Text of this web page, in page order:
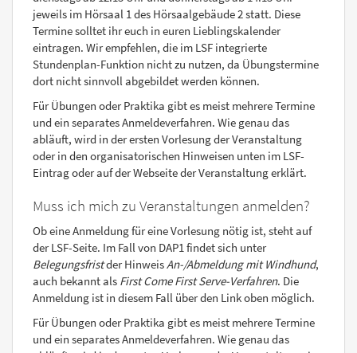
jeweils im Hörsaal 1 des Hörsaalgebäude 2 statt. Diese
Termine solltet ihr euch in euren Lieblingskalender
eintragen. Wir empfehlen, die im LSF integrierte
Stundenplan-Funktion nicht zu nutzen, da Übungstermine
dort nicht sinnvoll abgebildet werden können.
Für Übungen oder Praktika gibt es meist mehrere Termine
und ein separates Anmeldeverfahren. Wie genau das
abläuft, wird in der ersten Vorlesung der Veranstaltung
oder in den organisatorischen Hinweisen unten im LSF-
Eintrag oder auf der Webseite der Veranstaltung erklärt.
Muss ich mich zu Veranstaltungen anmelden?
Ob eine Anmeldung für eine Vorlesung nötig ist, steht auf
der LSF-Seite. Im Fall von DAP1 findet sich unter
Belegungsfristder HinweisAn-/Abmeldung mit Windhund,
auch bekannt als First Come First Serve-Verfahren. Die
Anmeldung ist in diesem Fall über den Link oben möglich.
Für Übungen oder Praktika gibt es meist mehrere Termine
und ein separates Anmeldeverfahren. Wie genau das